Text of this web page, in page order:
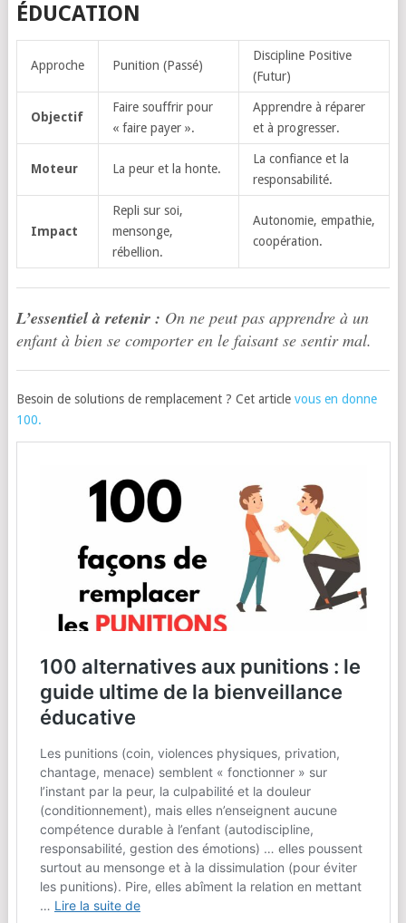
ÉDUCATION
Approche Punition (Passé)
Discipline Positive
(Futur)
Objectif
Faire souffrir pour
« faire payer ».
Apprendre à réparer
et à progresser.
Moteur La peur et la honte.
La confiance et la
responsabilité.
Impact
Repli sur soi,
mensonge,
rébellion.
Autonomie, empathie,
coopération.
L’essentiel à retenir : On ne peut pas apprendre à un
enfant à bien se comporter en le faisant se sentir mal.
Besoin de solutions de remplacement ? Cet article vous en donne
100.